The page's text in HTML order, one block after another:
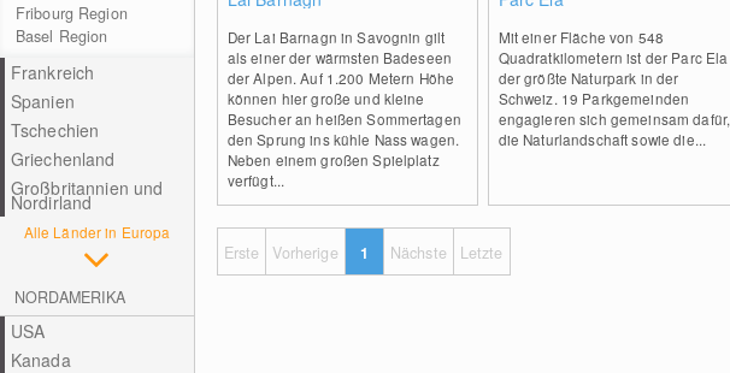
Fribourg Region
Basel Region
Frankreich
Spanien
Tschechien
Griechenland
Großbritannien und
Nordirland
Alle Länder in Europa
NORDAMERIKA
USA
Kanada
Der Lai Barnagn in Savognin gilt
als einer der wärmsten Badeseen
der Alpen. Auf 1.200 Metern Höhe
können hier große und kleine
Besucher an heißen Sommertagen
den Sprung ins kühle Nass wagen.
Neben einem großen Spielplatz
verfügt...
Mit einer Fläche von 548
Quadratkilometern ist der Parc Ela
der größte Naturpark in der
Schweiz. 19 Parkgemeinden
engagieren sich gemeinsam dafür,
die Naturlandschaft sowie die...
Erste Vorherige 1 Nächste Letzte